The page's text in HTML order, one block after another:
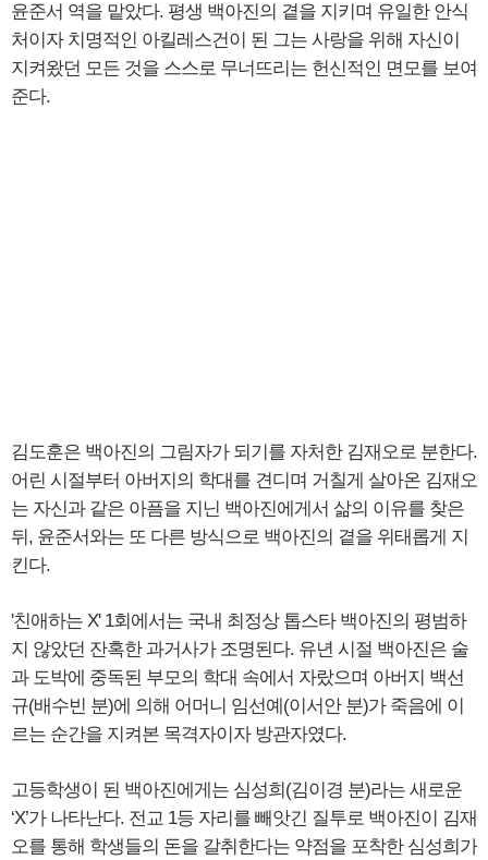
윤준서 역을 맡았다. 평생 백아진의 곁을 지키며 유일한 안식
처이자 치명적인 아킬레스건이 된 그는 사랑을 위해 자신이
지켜왔던 모든 것을 스스로 무너뜨리는 헌신적인 면모를 보여
준다.
김도훈은 백아진의 그림자가 되기를 자처한 김재오로 분한다.
어린 시절부터 아버지의 학대를 견디며 거칠게 살아온 김재오
는 자신과 같은 아픔을 지닌 백아진에게서 삶의 이유를 찾은
뒤, 윤준서와는 또 다른 방식으로 백아진의 곁을 위태롭게 지
킨다.
'친애하는 X' 1회에서는 국내 최정상 톱스타 백아진의 평범하
지 않았던 잔혹한 과거사가 조명된다. 유년 시절 백아진은 술
과 도박에 중독된 부모의 학대 속에서 자랐으며 아버지 백선
규(배수빈 분)에 의해 어머니 임선예(이서안 분)가 죽음에 이
르는 순간을 지켜본 목격자이자 방관자였다.
고등학생이 된 백아진에게는 심성희(김이경 분)라는 새로운
‘X’가 나타난다. 전교 1등 자리를 빼앗긴 질투로 백아진이 김재
오를 통해 학생들의 돈을 갈취한다는 약점을 포착한 심성희가